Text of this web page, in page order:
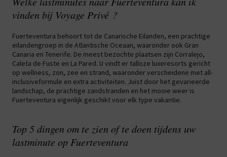
vinden bij Voyage Privé ?
Fuerteventura behoort tot de Canarische Eilanden, een prachtige
eilandengroep in de Atlantische Oceaan, waaronder ook Gran
Canaria en Tenerife. De meest bezochte plaatsen zijn Corralejo,
Caleta de Fuste en La Pared. U vindt er talloze luxeresorts gericht
op wellness, zon, zee en strand, waaronder verscheidene met all-
inclusiveformule en extra activiteiten. Juist door het gevarieerde
landschap, de prachtige zandstranden en het mooie weer is
Fuerteventura eigenlijk geschikt voor elk type vakantie.
Top 5 dingen om te zien of te doen tijdens uw
lastminute op Fuerteventura